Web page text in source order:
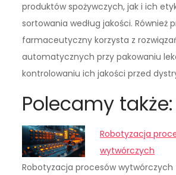
produktów spożywczych, jak i ich
sortowania według jakości. Również
farmaceutyczny korzysta z
automatycznych przy pakowaniu
kontrolowaniu ich jakości przed
Polecamy także:
Robotyzacja
wytwórczych
Robotyzacja procesów wytwórczych